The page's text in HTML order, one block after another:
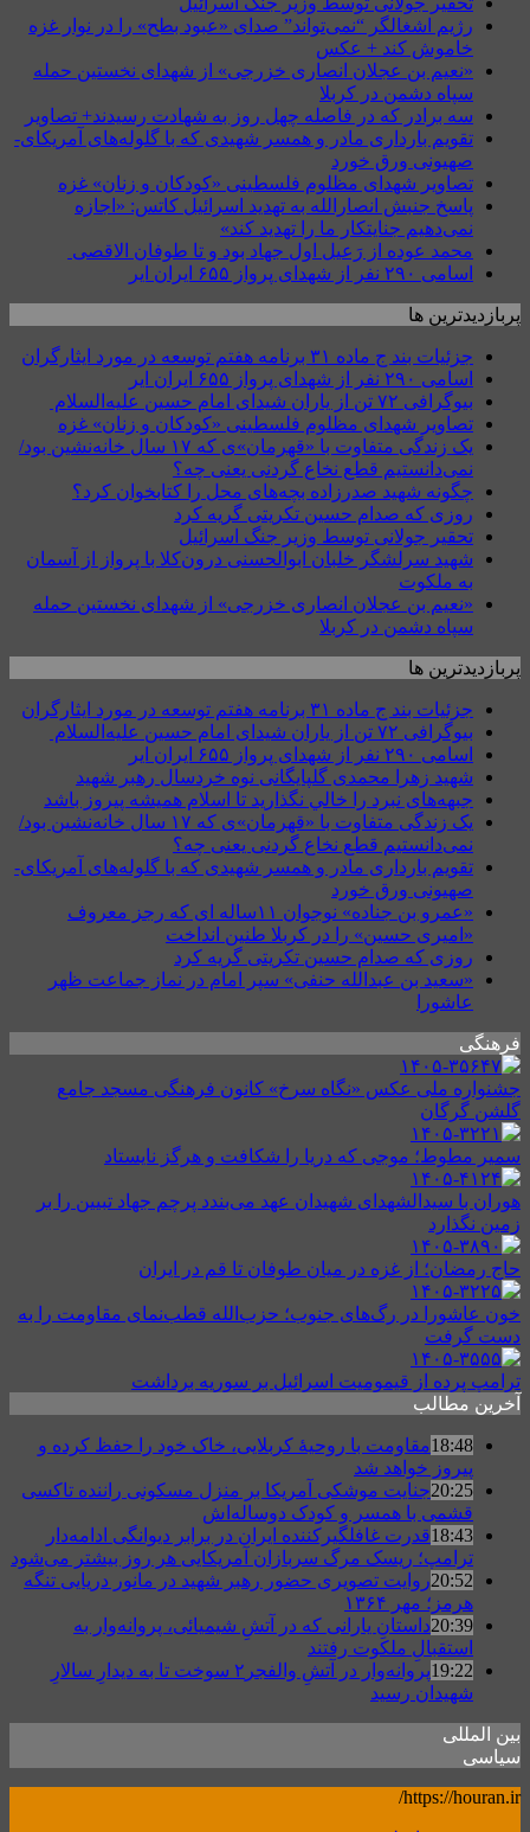
رژیم اشغالگر “نمی‌تواند” صدای «عبود بطح» را در نوار غزه
خاموش کند + عکس
«نعیم بن عجلان انصاری خزرجی» از شهدای نخستین حمله
سپاه دشمن در کربلا
سه برادر که در فاصله چهل روز به شهادت رسیدند+ تصاویر
تقویم بارداری مادر و همسر شهیدی که با گلوله‌های آمریکای-
صهیونی ورق خورد
تصاویر شهدای مظلوم فلسطینی «کودکان و زنان» غزه
پاسخ جنبش انصارالله به تهدید اسرائیل کاتس: «اجازه
نمی‌دهیم جنایتکار ما را تهدید کند»
محمد عوده از رَعیل اول جهاد بود و تا طوفان الاقصی
اسامی ۲۹۰ نفر از شهدای پرواز ۶۵۵ ایران ایر
پربازدیدترین ها
جزئیات بند ج ماده ۳۱ برنامه هفتم توسعه در مورد ایثارگران
اسامی ۲۹۰ نفر از شهدای پرواز ۶۵۵ ایران ایر
بیوگرافی ۷۲ تن از یاران شیدای امام حسین علیه‌السلام
تصاویر شهدای مظلوم فلسطینی «کودکان و زنان» غزه
یک زندگی متفاوت با «قهرمان»ی که ۱۷ سال خانه‌نشین بود/
نمی‌دانستیم قطع نخاع گردنی یعنی چه؟
چگونه شهید صدرزاده بچه‌های محل را کتابخوان کرد؟
روزی که صدام حسین تکریتی گریه کرد
تحقیر جولانی توسط وزیر جنگ اسرائیل
شهید سرلشگر خلبان ابوالحسنی درون‌کلا با پرواز از آسمان
به ملکوت
«نعیم بن عجلان انصاری خزرجی» از شهدای نخستین حمله
سپاه دشمن در کربلا
پربازدیدترین ها
جزئیات بند ج ماده ۳۱ برنامه هفتم توسعه در مورد ایثارگران
بیوگرافی ۷۲ تن از یاران شیدای امام حسین علیه‌السلام
اسامی ۲۹۰ نفر از شهدای پرواز ۶۵۵ ایران ایر
شهید زهرا محمدی گلپایگانی نوه خردسال رهبر شهید
جبهه‌های نبرد را خالي نگذاريد تا اسلام هميشه پيروز باشد
یک زندگی متفاوت با «قهرمان»ی که ۱۷ سال خانه‌نشین بود/
نمی‌دانستیم قطع نخاع گردنی یعنی چه؟
تقویم بارداری مادر و همسر شهیدی که با گلوله‌های آمریکای-
صهیونی ورق خورد
«عمرو بن جناده» نوجوان ۱۱ساله ای که رجز معروف
«امیری حسین» را در کربلا طنین انداخت
روزی که صدام حسین تکریتی گریه کرد
«سعید بن عبدالله حنفی» سپر امام در نماز جماعت ظهر
عاشورا
فرهنگی
جشنواره ملی عکس «نگاه سرخ» کانون فرهنگی مسجد جامع
گلشن گرگان
سمیر مطوط؛ موجی که دریا را شکافت و هرگز نایستاد
هوران با سیدالشهدای شهیدان عهد می‌بندد پرچم جهاد تبیین را بر
زمین نگذارد
حاج رمضان؛ از غزه در میان طوفان تا قم در ایران
خون عاشورا در رگ‌های جنوب؛ حزب‌الله قطب‌نمای مقاومت را به
دست گرفت
ترامپ پرده از قیمومیت اسرائیل بر سوریه برداشت
آخرین مطالب
18:48مقاومت با روحیهٔ کربلایی، خاک خود را حفظ کرده و
پیروز خواهد شد
20:25جنایت موشکی آمریکا بر منزل مسکونی راننده تاکسی
قشمی با همسر و کودک دوساله‌اش
18:43قدرت غافلگیرکننده ایران در برابر دیوانگی ادامه‌دار
ترامپ؛ ریسک مرگ سربازان آمریکایی هر روز بیشتر می‌شود
20:52روایت تصویری حضور رهبر شهید در مانور دریایی تنگه
هرمز؛ مهر ۱۳۶۴
20:39داستانِ یارانی که در آتشِ شیمیائی، پروانه‌وار به
استقبالِ ملکوت رفتند
19:22
پروانه‌وار در آتشِ والفجر۲ سوخت تا به دیدارِ سالارِ
شهیدان رسید
بین المللی
سیاسی
https://houran.ir/